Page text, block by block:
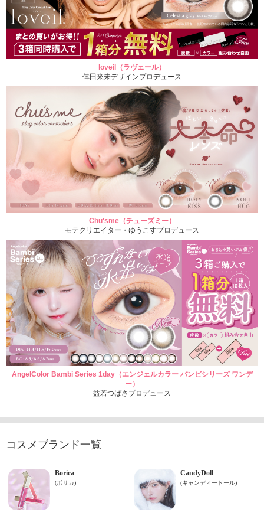
loveil（ラヴェール）
倖田來未デザインプロデュース
Chu'sme（チューズミー）
モテクリエイター・ゆうこすプロデュース
AngelColor Bambi Series 1day（エンジェルカラー バンビシリーズ ワンデ
ー）
益若つばさプロデュース
コスメブランド一覧